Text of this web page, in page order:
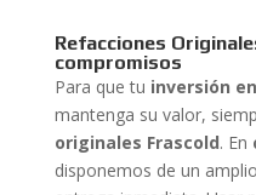
Refacciones
compromisos
Para que tu inversión
mantenga su valor,
originales Frascold. En
disponemos de un